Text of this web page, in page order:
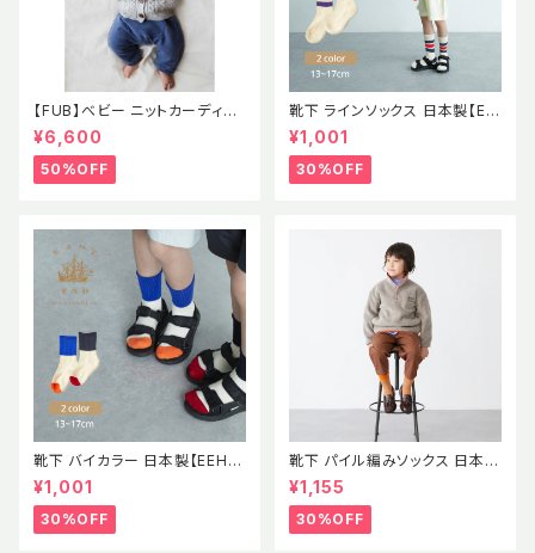
【FUB】べビー ニットカーディガ
ン ポンポン ポップコーン セー
ター ラムウール エコテックス認
証 2021AWBABY LAMBWOO
L CARDIGAN GRAY MELAN
¥6,600
50%OFF
靴下 ラインソックス 日本製【EE
H】イーストエンドハイランダー
ズ
¥1,001
30%OFF
靴下 バイカラー 日本製【EEH】
SS パイル素材 ソックス イース
トエンドハイランダーズ
¥1,001
30%OFF
靴下 パイル編みソックス 日本製
【EEH】 AW
¥1,155
30%OFF